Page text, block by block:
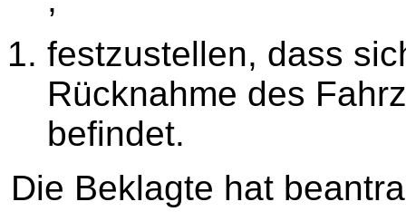
festzustellen, dass
Rücknahme des
befindet.
Die Beklagte hat